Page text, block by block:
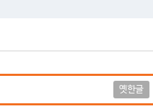
옛한글